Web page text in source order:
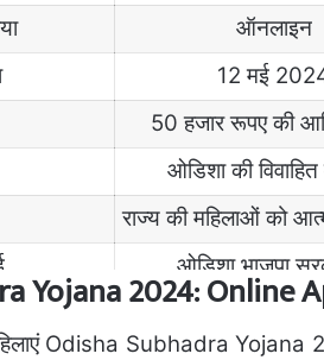
ऑनलाइन
12 मई
50 हजार रूपए की
ओडिशा की विवाहित
राज्य की महिलाओं को
ओडिशा भाजपा
https://
Yojana 2024:
Odisha Subhadra